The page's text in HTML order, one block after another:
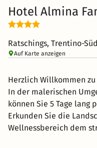
Hotel Almina
Ratschings, Trentino-
Auf Karte anzeigen
Herzlich Willkommen
In der malerischen
können Sie 5 Tage lang
Erkunden Sie die
Wellnessbereich dem
groß geschrieben: